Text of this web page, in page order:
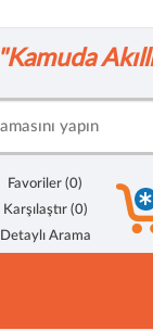
"Kamuda
Favoriler(0)
Karşılaştır (0)
Detaylı Arama